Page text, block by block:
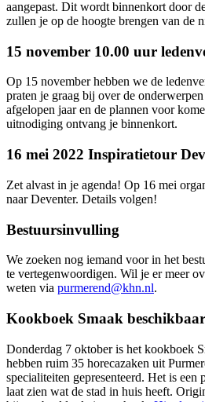
aangepast. Dit wordt binnenkort door
zullen je op de hoogte brengen van de
15 november 10.00 uur
Op 15 november hebben we de
praten je graag bij over de
afgelopen jaar en de plannen voor
uitnodiging ontvang je binnenkort.
16 mei 2022 Inspiratietour
Zet alvast in je agenda! Op 16 mei
naar Deventer. Details volgen!
Bestuursinvulling
We zoeken nog iemand voor in het
te vertegenwoordigen. Wil je er meer
weten via purmerend@khn.nl.
Kookboek Smaak beschikbaar
Donderdag 7 oktober is het kookboek
hebben ruim 35 horecazaken uit
specialiteiten gepresenteerd. Het is een
laat zien wat de stad in huis heeft.